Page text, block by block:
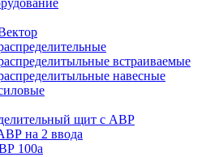
встраиваемые
навесные
щит с АВР
на 2 ввода
100а